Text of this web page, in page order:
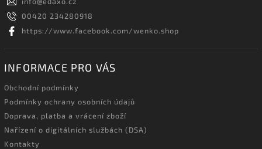
00420 234280918
https://www.facebook.com/wenko.shop
INFORMACE PRO VÁS
Obchodní podmínky
Podmínky ochrany osobních údajů
Doprava, platba a vrácení zboží
Nařízení o digitálních službách (DSA)
Kontakty